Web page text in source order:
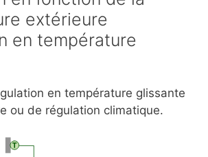
extérieure
en température
en température glissante
ou de régulation climatique.